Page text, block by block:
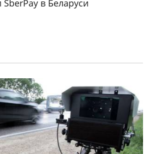
SberPay в Беларуси